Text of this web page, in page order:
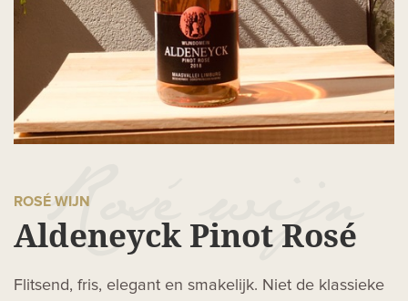
ROSÉ WIJN
Aldeneyck Pinot Rosé
Flitsend, fris, elegant en smakelijk. Niet de klassieke